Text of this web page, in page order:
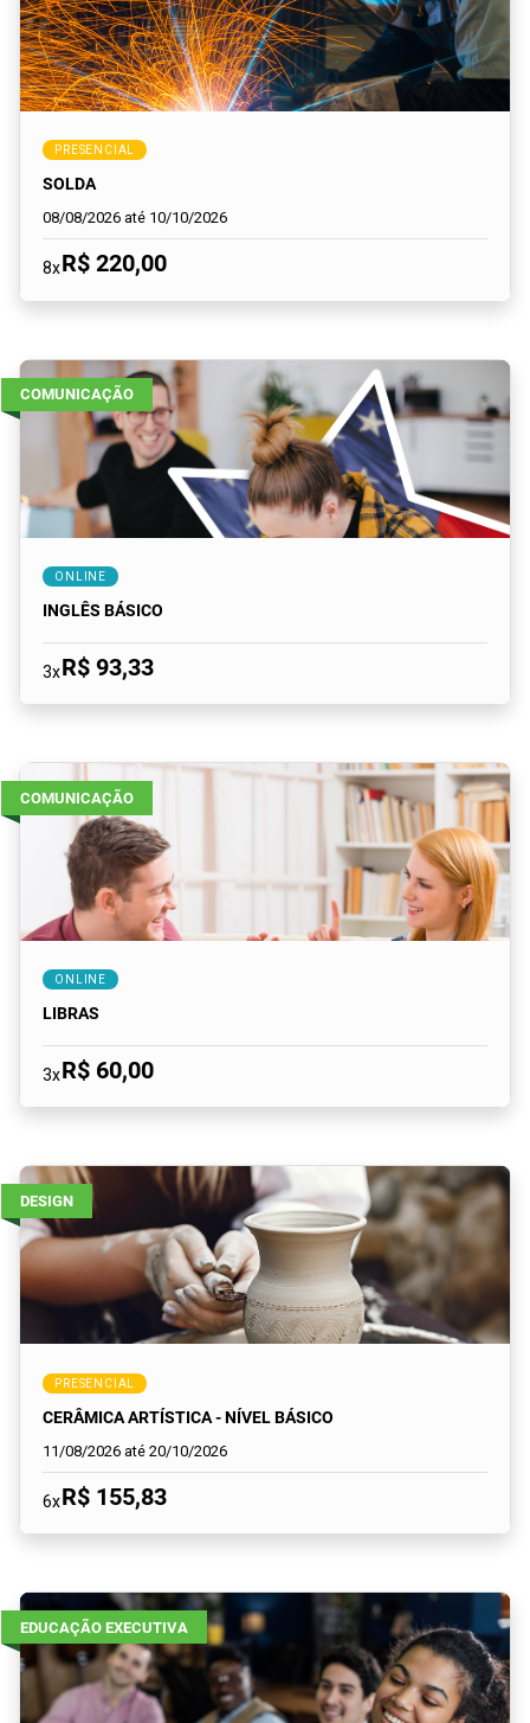
PRESENCIAL
SOLDA
08/08/2026 até 10/10/2026
8xR$ 220,00
COMUNICAÇÃO
ONLINE
INGLÊS BÁSICO
3xR$ 93,33
COMUNICAÇÃO
ONLINE
LIBRAS
3xR$ 60,00
DESIGN
PRESENCIAL
CERÂMICA ARTÍSTICA - NÍVEL BÁSICO
11/08/2026 até 20/10/2026
6xR$ 155,83
EDUCAÇÃO EXECUTIVA